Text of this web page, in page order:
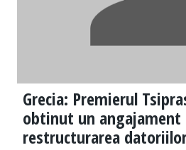
Grecia: Premierul
obtinut un angajament
restructurarea